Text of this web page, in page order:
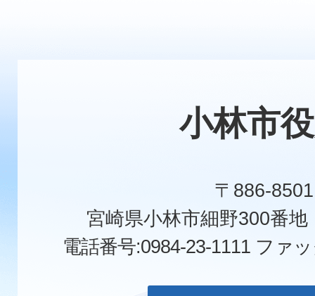
小林市
〒886-8501
宮崎県小林市細野300番
電話番号:0984-23-1111 ファ